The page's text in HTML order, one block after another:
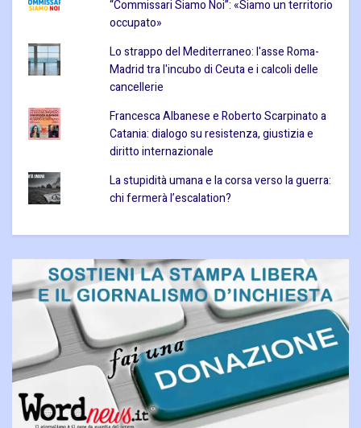
“Commissari Siamo Noi”: «Siamo un territorio
occupato»
Lo strappo del Mediterraneo: l'asse Roma-
Madrid tra l'incubo di Ceuta e i calcoli delle
cancellerie
Francesca Albanese e Roberto Scarpinato a
Catania: dialogo su resistenza, giustizia e
diritto internazionale
La stupidità umana e la corsa verso la guerra:
chi fermerà l’escalation?